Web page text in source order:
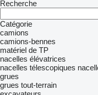
Recherche
Catégorie
camions
camions-bennes
matériel de TP
nacelles élévatrices
nacelles télescopiques
grues
grues tout-terrain